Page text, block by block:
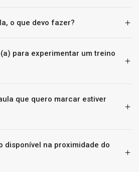
o que devo fazer?
para experimentar um treino
que quero marcar estiver
disponível na proximidade do